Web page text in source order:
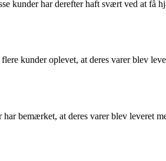
kunder har derefter haft svært ved at få
kunder oplevet, at deres varer blev
bemærket, at deres varer blev leveret